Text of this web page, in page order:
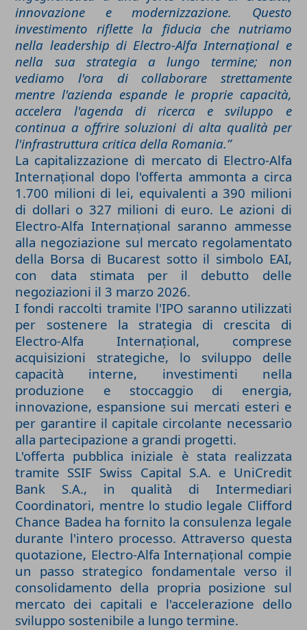
innovazione e modernizzazione. Questo
investimento riflette la fiducia che nutriamo
nella leadership di Electro-Alfa Internațional e
nella sua strategia a lungo termine; non
vediamo l'ora di collaborare strettamente
mentre l'azienda espande le proprie capacità,
accelera l'agenda di ricerca e sviluppo e
continua a offrire soluzioni di alta qualità per
l'infrastruttura critica della Romania.”
La capitalizzazione di mercato di Electro-Alfa
Internațional dopo l'offerta ammonta a circa
1.700 milioni di lei, equivalenti a 390 milioni
di dollari o 327 milioni di euro. Le azioni di
Electro-Alfa Internațional saranno ammesse
alla negoziazione sul mercato regolamentato
della Borsa di Bucarest sotto il simbolo EAI,
con data stimata per il debutto delle
negoziazioni il 3 marzo 2026.
I fondi raccolti tramite l'IPO saranno utilizzati
per sostenere la strategia di crescita di
Electro-Alfa Internațional, comprese
acquisizioni strategiche, lo sviluppo delle
capacità interne, investimenti nella
produzione e stoccaggio di energia,
innovazione, espansione sui mercati esteri e
per garantire il capitale circolante necessario
alla partecipazione a grandi progetti.
L'offerta pubblica iniziale è stata realizzata
tramite SSIF Swiss Capital S.A. e UniCredit
Bank S.A., in qualità di Intermediari
Coordinatori, mentre lo studio legale Clifford
Chance Badea ha fornito la consulenza legale
durante l'intero processo. Attraverso questa
quotazione, Electro-Alfa Internațional compie
un passo strategico fondamentale verso il
consolidamento della propria posizione sul
mercato dei capitali e l'accelerazione dello
sviluppo sostenibile a lungo termine.